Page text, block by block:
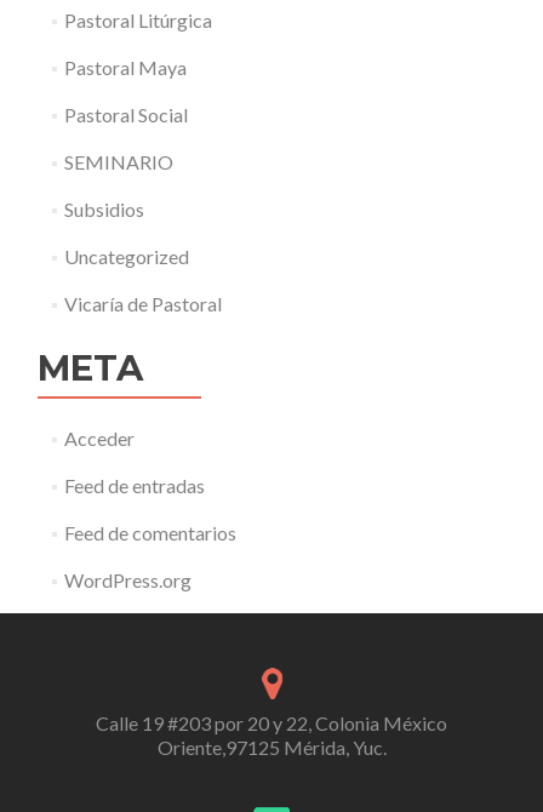
Pastoral Litúrgica
Pastoral Maya
Pastoral Social
SEMINARIO
Subsidios
Uncategorized
Vicaría de Pastoral
META
Acceder
Feed de entradas
Feed de comentarios
WordPress.org
Calle 19 #203 por 20 y 22, Colonia México
Oriente,97125 Mérida, Yuc.